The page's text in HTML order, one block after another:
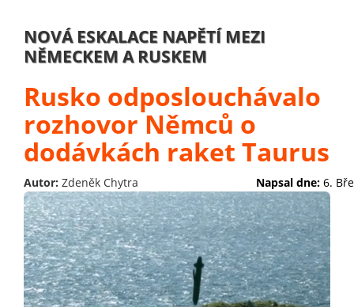
NOVÁ ESKALACE NAPĚTÍ MEZI
NĚMECKEM A RUSKEM
Rusko odposlouchávalo
rozhovor Němců o
dodávkách raket Taurus
Autor: Zdeněk Chytra Napsal dne: 6.